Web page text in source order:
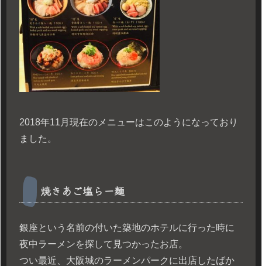
2018年11月現在のメニューはこのようになっており
ました。
焼きあご塩らー麺
銀座という名前の付いた築地のホテルに行った時に
夜中ラーメンを探して見つかったお店。
つい最近、大阪城のラーメンパークに出店したばか